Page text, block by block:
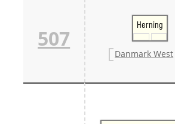
507
Herning
Danmark West